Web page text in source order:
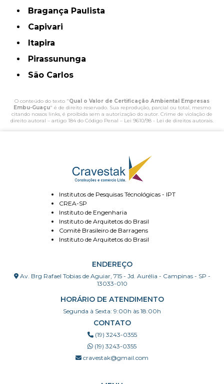
Bragança Paulista
Capivari
Itapira
Pirassununga
São Carlos
O conteúdo do texto "Qual o Valor de Certificação Ambiental Empresas
Embu-Guaçu" é de direito reservado. Sua reprodução, parcial ou total, mesmo
citando nossos links, é proibida sem a autorização do autor. Crime de violação de
direito autoral – artigo 184 do Código Penal – Lei 9610/98 - Lei de direitos autorais.
Institutos de Pesquisas Técnológicas - IPT
CREA-SP
Instituto de Engenharia
Instituto de Arquitetos do Brasil
Comitê Brasileiro de Barragens
Instituto de Arquitetos do Brasil
ENDEREÇO
Av. Brg Rafael Tobias de Aguiar, 715 - Jd. Aurélia - Campinas - SP -
13033-010
HORÁRIO DE ATENDIMENTO
Segunda à Sexta: 9:00h às 18:00h
CONTATO
(19) 3243-0355
(19) 3243-0355
cravestak@gmail.com